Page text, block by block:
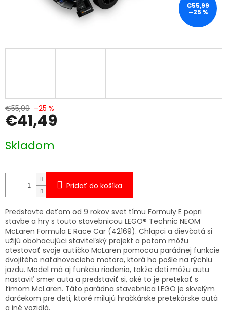
€55,99
–25 %
€55,99 –25 %
€41,49
cena:
Skladom
Pridať do košíka
Predstavte deťom od 9 rokov svet tímu Formuly E popri
stavbe a hry s touto stavebnicou LEGO® Technic NEOM
McLaren Formula E Race Car (42169). Chlapci a dievčatá si
užijú obohacujúci staviteľský projekt a potom môžu
otestovať svoje autíčko McLaren pomocou parádnej funkcie
dvojitého naťahovacieho motora, ktorá ho pošle na rýchlu
jazdu. Model má aj funkciu riadenia, takže deti môžu autu
nastaviť smer auta a predstaviť si, aké to je pretekať s
tímom McLaren. Táto parádna stavebnica LEGO je skvelým
darčekom pre deti, ktoré milujú hračkárske pretekárske autá
a iné vozidlá.